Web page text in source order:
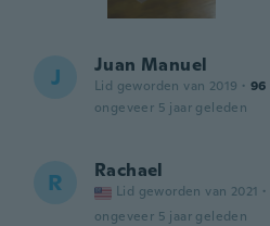
J Juan Manuel
Lid geworden van 2019 · 96
ongeveer 5 jaar geleden
R Rachael
Lid geworden van 2021 ·
ongeveer 5 jaar geleden